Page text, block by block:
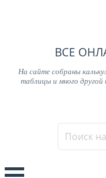
ВСЕ
На сайте собраны
таблицы и много другой